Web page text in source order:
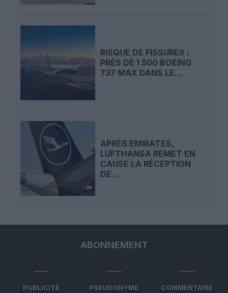
RISQUE DE FISSURES :
PRÈS DE 1 500 BOEING
737 MAX DANS LE...
APRÈS EMIRATES,
LUFTHANSA REMET EN
CAUSE LA RÉCEPTION
DE...
ABONNEMENT
PUBLICITÉ
PSEUDONYME
COMMENTAIRE